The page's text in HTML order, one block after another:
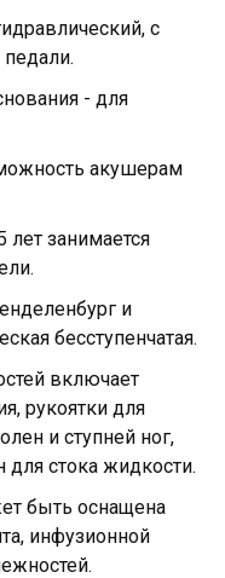
с
- для
акушерам
занимается
и
бесступенчатая.
включает
рукоятки для
и ступней ног,
стока жидкости.
быть оснащена
инфузионной